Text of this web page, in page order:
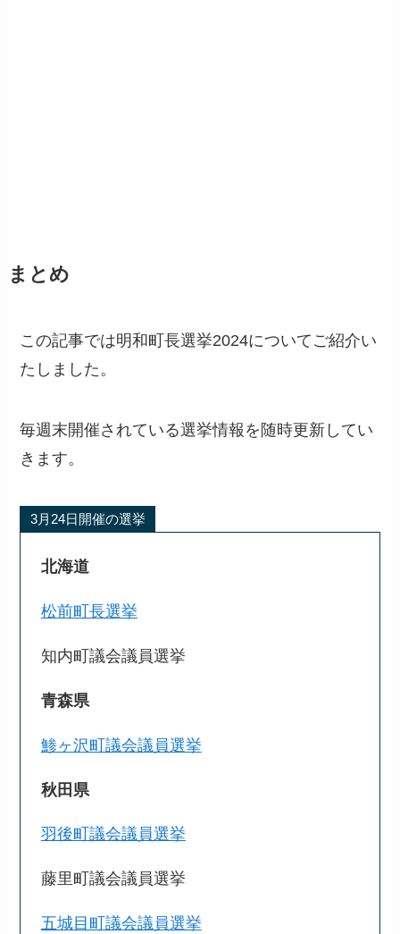
まとめ
この記事では明和町長選挙2024についてご紹介い
たしました。
毎週末開催されている選挙情報を随時更新してい
きます。
3月24日開催の選挙
北海道
松前町長選挙
知内町議会議員選挙
青森県
鯵ヶ沢町議会議員選挙
秋田県
羽後町議会議員選挙
藤里町議会議員選挙
五城目町議会議員選挙